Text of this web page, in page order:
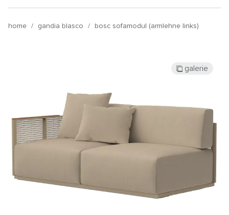
home / gandia blasco / bosc sofamodul (armlehne links)
galerie